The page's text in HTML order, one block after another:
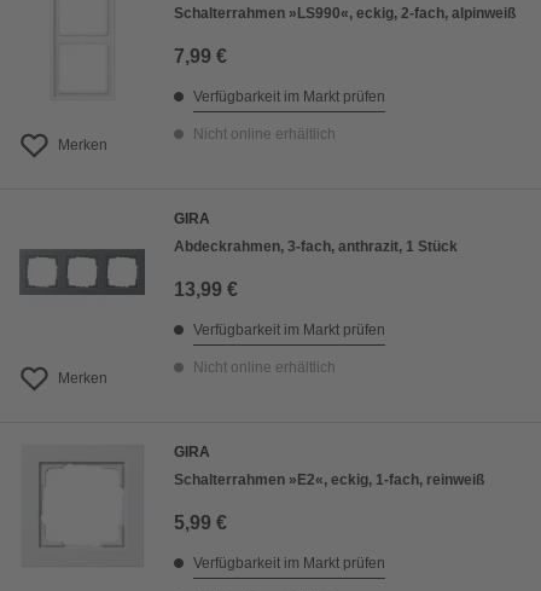
Merken
Schalterrahmen »LS990«, eckig, 2-fach, alpinweiß
7,99 €
Verfügbarkeit im Markt prüfen
Nicht online erhältlich
Merken
GIRA
Abdeckrahmen, 3-fach, anthrazit, 1 Stück
13,99 €
Verfügbarkeit im Markt prüfen
Nicht online erhältlich
GIRA
Schalterrahmen »E2«, eckig, 1-fach, reinweiß
5,99 €
Verfügbarkeit im Markt prüfen